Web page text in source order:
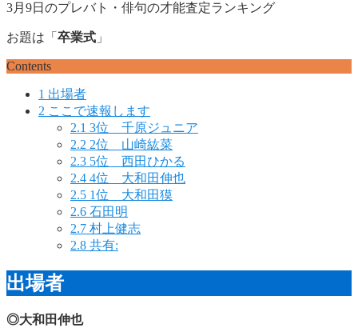
3月9日のプレバト・俳句の才能査定ランキング
お題は「 卒業式 」
Contents
1 出場者
2 ここで速報します
2.1 3位 千原ジュニア
2.2 2位 山崎紘菜
2.3 5位 西田ひかる
2.4 4位 大和田伸也
2.5 1位 大和田獏
2.6 石田明
2.7 村上健志
2.8 共有:
出場者
◎大和田伸也